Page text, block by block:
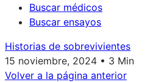
Buscar médicos
Buscar ensayos
Historias de sobrevivientes
15 noviembre, 2024 • 3 Min
Volver a la página anterior